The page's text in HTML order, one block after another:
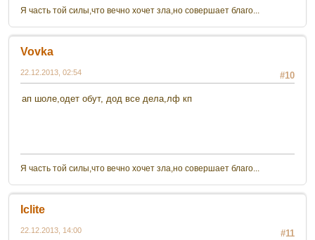
Я часть той силы,что вечно хочет зла,но совершает благо...
Vovka
#10
22.12.2013, 02:54
ап шоле,одет обут, дод все дела,лф кп
Я часть той силы,что вечно хочет зла,но совершает благо...
Iclite
#11
22.12.2013, 14:00